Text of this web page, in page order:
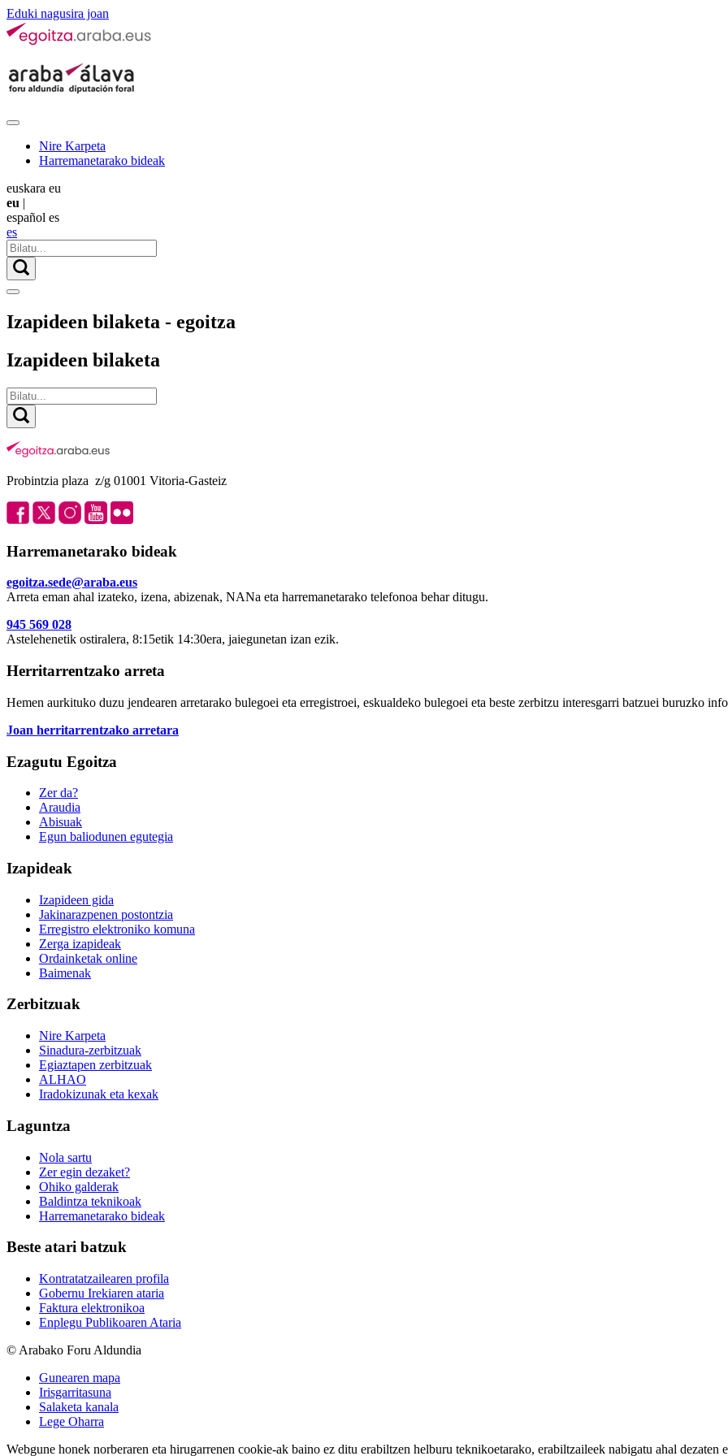
Eduki nagusira joan
Nire Karpeta
Harremanetarako bideak
euskara eu
eu |
español es
es
Izapideen bilaketa - egoitza
Izapideen bilaketa
Probintzia plaza z/g 01001 Vitoria-Gasteiz
Harremanetarako bideak
egoitza.sede@araba.eus
Arreta eman ahal izateko, izena, abizenak, NANa eta harremanetarako telefonoa behar ditugu.
945 569 028
Astelehenetik ostiralera, 8:15etik 14:30era, jaiegunetan izan ezik.
Herritarrentzako arreta
Hemen aurkituko duzu jendearen arretarako bulegoei eta erregistroei, eskualdeko bulegoei eta beste zerbitzu interesgarri batzuei buruzko
Joan herritarrentzako arretara
Ezagutu Egoitza
Zer da?
Araudia
Abisuak
Egun baliodunen egutegia
Izapideak
Izapideen gida
Jakinarazpenen postontzia
Erregistro elektroniko komuna
Zerga izapideak
Ordainketak online
Baimenak
Zerbitzuak
Nire Karpeta
Sinadura-zerbitzuak
Egiaztapen zerbitzuak
ALHAO
Iradokizunak eta kexak
Laguntza
Nola sartu
Zer egin dezaket?
Ohiko galderak
Baldintza teknikoak
Harremanetarako bideak
Beste atari batzuk
Kontratatzailearen profila
Gobernu Irekiaren ataria
Faktura elektronikoa
Enplegu Publikoaren Ataria
© Arabako Foru Aldundia
Gunearen mapa
Irisgarritasuna
Salaketa kanala
Lege Oharra
Webgune honek norberaren eta hirugarrenen cookie-ak baino ez ditu erabiltzen helburu teknikoetarako, erabiltzaileek nabigatu ahal dezaten